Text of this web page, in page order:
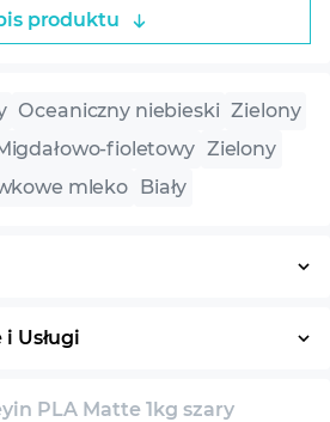
produktu
Оceaniczny niebieski Zielony
fioletowy Zielony
mleko Biały
Usługi
PLA Matte 1kg szary